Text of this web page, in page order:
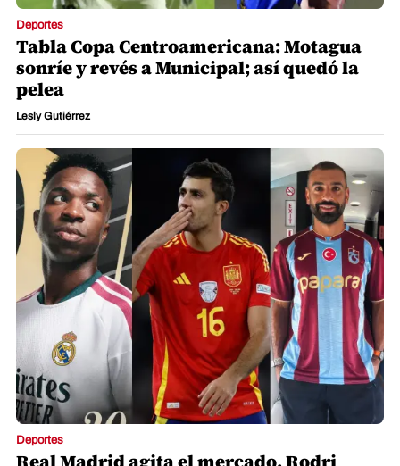
Deportes
Tabla Copa Centroamericana: Motagua
sonríe y revés a Municipal; así quedó la
pelea
Lesly Gutiérrez
Deportes